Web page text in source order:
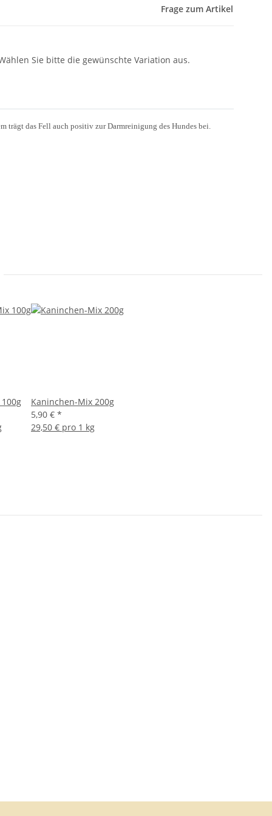
Frage zum Artikel
Sie bitte die gewünschte Variation aus.
trägt das Fell auch positiv zur Darmreinigung des Hundes bei.
Kaninchen-Mix 200g
5,90 € *
29,50 € pro 1 kg